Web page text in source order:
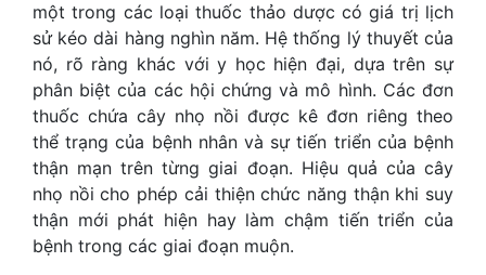
một trong các loại thuốc thảo dược có giá trị lịch
sử kéo dài hàng nghìn năm. Hệ thống lý thuyết của
nó, rõ ràng khác với y học hiện đại, dựa trên sự
phân biệt của các hội chứng và mô hình. Các đơn
thuốc chứa cây nhọ nồi được kê đơn riêng theo
thể trạng của bệnh nhân và sự tiến triển của bệnh
thận mạn trên từng giai đoạn. Hiệu quả của cây
nhọ nồi cho phép cải thiện chức năng thận khi suy
thận mới phát hiện hay làm chậm tiến triển của
bệnh trong các giai đoạn muộn.